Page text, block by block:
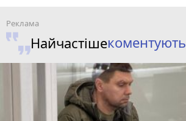
Найчастішекоментують